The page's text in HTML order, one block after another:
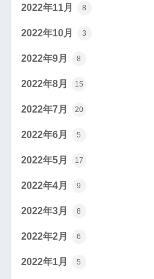
2022年11月 8
2022年10月 3
2022年9月 8
2022年8月 15
2022年7月 20
2022年6月 5
2022年5月 17
2022年4月 9
2022年3月 8
2022年2月 6
2022年1月 5